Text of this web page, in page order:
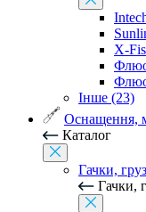
X-
Інше (23)
Оснащення,
Каталог
Гачки,
Гачки,